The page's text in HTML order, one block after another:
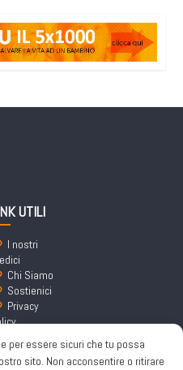
per essere sicuri che tu possa
sito. Non acconsentire o ritirare
UTILI
I nostri
Chi Siamo
Sostienici
Privacy